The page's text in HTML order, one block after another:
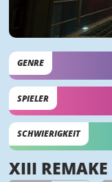
GENRE
SPIELER
SCHWIERIGKEIT
XIII REMAKE